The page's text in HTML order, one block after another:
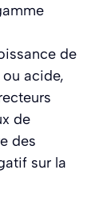
de
acide,
de
des
sur la